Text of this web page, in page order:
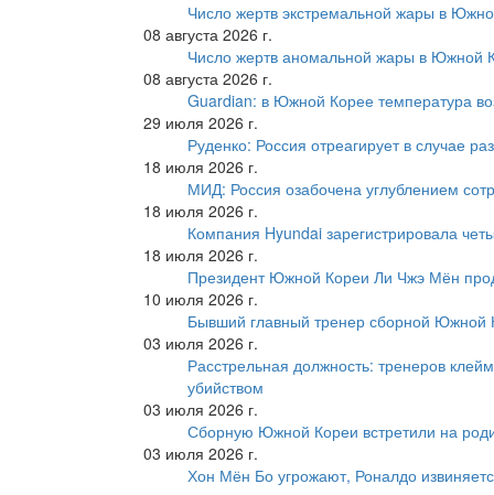
Число жертв экстремальной жары в
08 августа 2026 г.
Число жертв аномальной жары в Южной
08 августа 2026 г.
Guardian: в Южной Корее температура
29 июля 2026 г.
Руденко: Россия отреагирует в случае
18 июля 2026 г.
МИД: Россия озабочена углублением
18 июля 2026 г.
Компания Hyundai зарегистрировала
18 июля 2026 г.
Президент Южной Кореи Ли Чжэ Мён
10 июля 2026 г.
Бывший главный тренер сборной Южной
03 июля 2026 г.
Расстрельная должность: тренеров
убийством
03 июля 2026 г.
Сборную Южной Кореи встретили на
03 июля 2026 г.
Хон Мён Бо угрожают, Роналдо